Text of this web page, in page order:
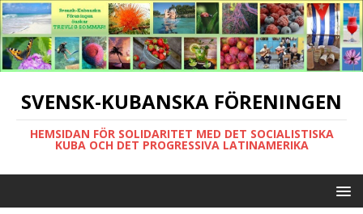
SVENSK-KUBANSKA FÖRENINGEN
HEMSIDAN FÖR SOLIDARITET MED DET SOCIALISTISKA
KUBA OCH DET PROGRESSIVA LATINAMERIKA